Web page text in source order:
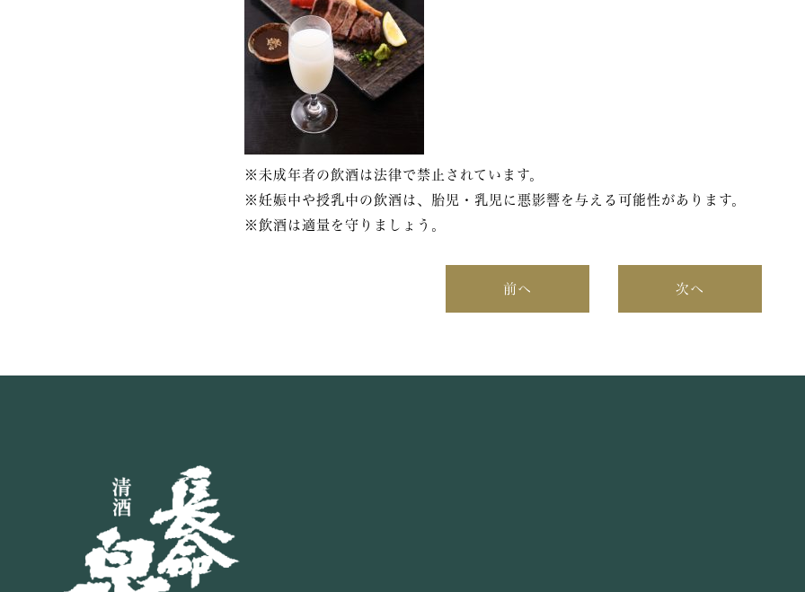
※未成年者の飲酒は法律で禁止されています。
※妊娠中や授乳中の飲酒は、胎児・乳児に悪影響を与える可能性があります。
※飲酒は適量を守りましょう。
前へ 次へ